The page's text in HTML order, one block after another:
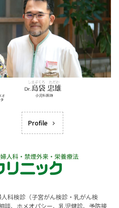
Profile
科検診（子宮がん検診・乳がん検
談、ホメオパシー、乳児健診、予防接